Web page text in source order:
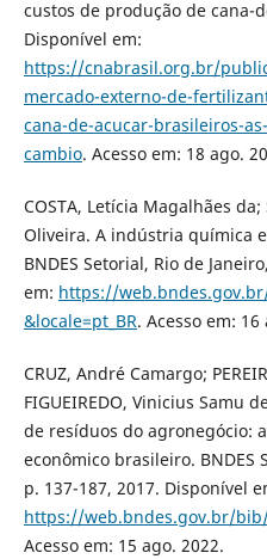
custos de produção de cana-
Disponível em:
https://cnabrasil.org.br/
mercado-externo-de-
cana-de-acucar-brasileiros-
cambio. Acesso em: 18 ago.
COSTA, Letícia Magalhães
Oliveira. A indústria química
BNDES Setorial, Rio de
em: https://
&locale=pt_BR. Acesso em: 16
CRUZ, André Camargo;
FIGUEIREDO, Vinicius Samu
de resíduos do agronegócio:
econômico brasileiro. BNDES
p. 137-187, 2017. Disponível
https://web.bndes.gov.br/
Acesso em: 15 ago. 2022.